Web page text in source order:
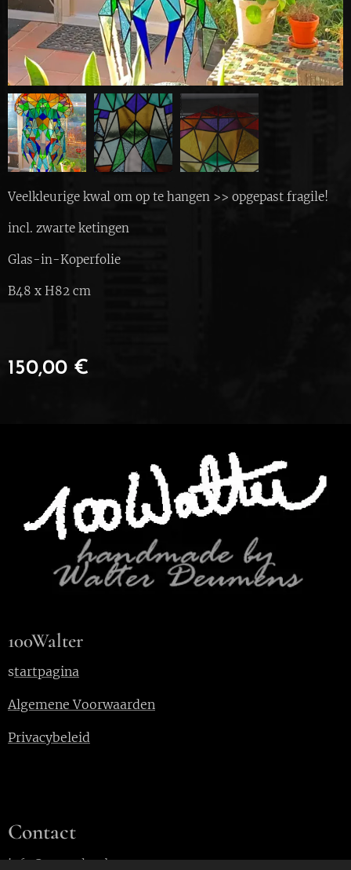
Veelkleurige kwal om op te hangen >> opgepast fragile!
incl. zwarte ketingen
Glas-in-Koperfolie
B48 x H82 cm
150,00 €
100Walter
startpagina
Algemene Voorwaarden
Privacybeleid
Contact
info@100walter.be